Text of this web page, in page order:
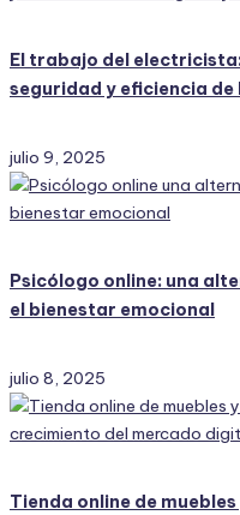
El trabajo del
seguridad y eficiencia
julio 9, 2025
Psicólogo online: una
el bienestar emocional
julio 8, 2025
Tienda online de